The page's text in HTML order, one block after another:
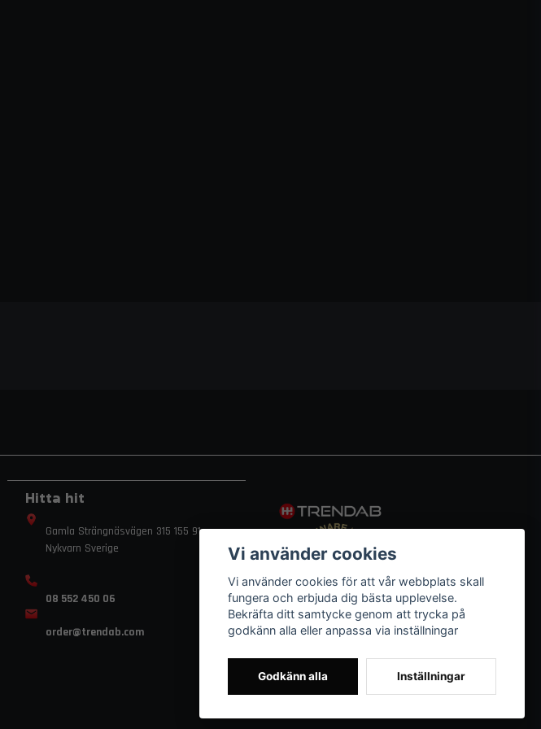
Hitta hit
Gamla Strängnäsvägen 315 155 91
Nykvarn Sverige
08 552 450 06
order@trendab.com
Vi använder cookies
Vi använder cookies för att vår webbplats skall
fungera och erbjuda dig bästa upplevelse.
Bekräfta ditt samtycke genom att trycka på
godkänn alla eller anpassa via inställningar
Godkänn alla Inställningar